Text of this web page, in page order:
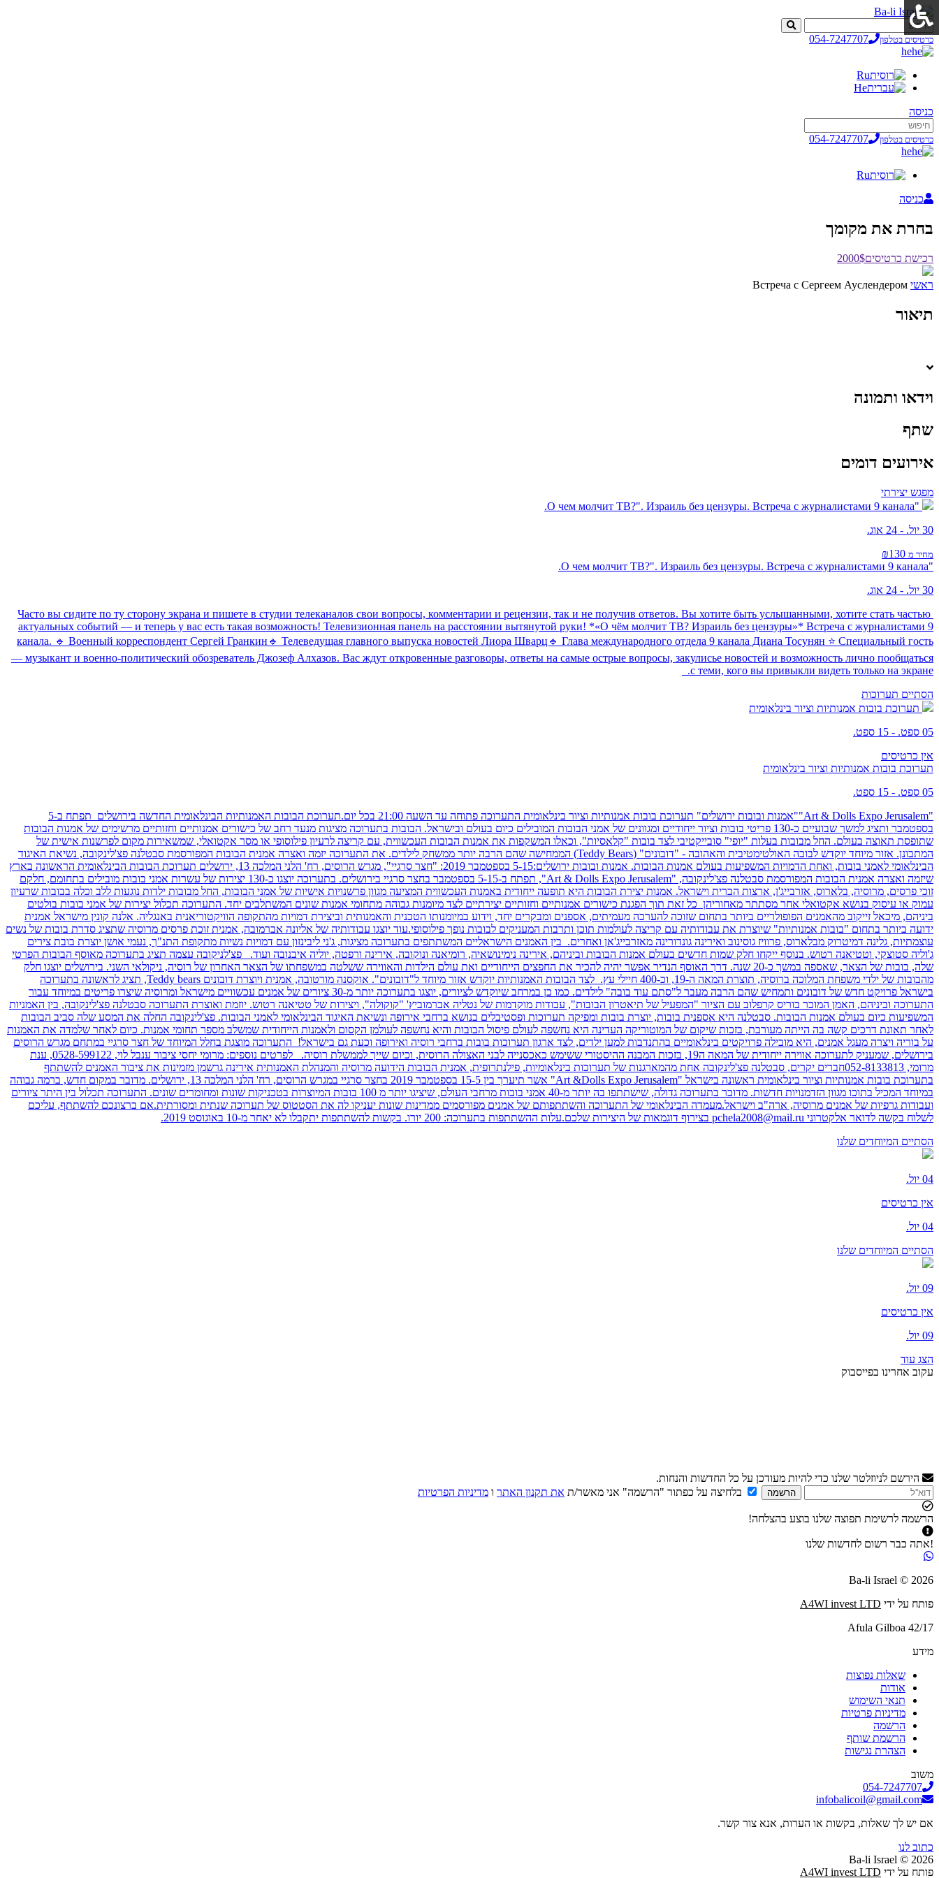
כרטיסים בטלפון
054-7247707
he
Ru
He
כניסה
כרטיסים בטלפון
054-7247707
he
Ru
כניסה
בחרת את מקומך
רכישת כרטיסים2000$
ראשי Встреча с Сергеем Ауслендером
תיאור
וידאו ותמונה
שתף
אירועים דומים
מפגש יצירתי
"О чем молчит ТВ?". Израиль без цензуры. Встреча с журналистами 9 канала.
30 יול. - 24 אוג.
מחיר מ
"О чем молчит ТВ?". Израиль без цензуры. Встреча с журналистами 9 канала.
30 יול. - 24 אוג.
Часто вы сидите по ту сторону экрана и пишете в студии телеканалов свои вопросы, комментарии и рецензии, так и не получив ответов. Вы хотите быть услышанными, хотите стать частью
актуальных событий — и теперь у вас есть такая возможность! Телевизионная панель на расстоянии вытянутой руки! *«О чём молчит ТВ? Израиль без цензуры»* Встреча с журналистами 9
канала. 🔹 Военный корреспондент Сергей Гранкин🔹 Телеведущая главного выпуска новостей Лиора Шварц🔹 Глава международного отдела 9 канала Диана Тосунян ⭐ Специальный гость
— музыкант и военно-политический обозреватель Джозеф Алхазов. Вас ждут откровенные разговоры, ответы на самые острые вопросы, закулисье новостей и возможность лично пообщаться
с теми, кого вы привыкли видеть только на экране.
הסתיים תערוכות
תערוכת בובות אמנותיות וציור בינלאומית
05 ספט. - 15 ספט.
אין כרטיסים
תערוכת בובות אמנותיות וציור בינלאומית
05 ספט. - 15 ספט.
"Art & Dolls Expo Jerusalem""אמנות ובובות ירושלים" תערוכת בובות אמנותיות וציור בינלאומית התערוכה פתוחה עד השעה 21:00 בכל יום.תערוכת הבובות האמנותיות הבינלאומית החדשה בירושלים תפתח ב-5
בספטמבר ותציג למשך שבועיים כ-130 פריטי בובות וציור ייחודיים ומגוונים של אמני הבובות המובילים כיום בעולם ובישראל. הבובות בתערוכה מציגות מנעד רחב של כישורים אמנותיים וחזותיים מרשימים של אמנות הבובות
שתופסת תאוצה בעולם. החל מבובות בעלות "יופי" סובייקטיבי לצד בובות "קלאסיות", וכאלו המשקפות את אמנות הבובות העכשווית, עם קריצה לרעיון פילוסופי או מסר אקטואלי, שמשאירות מקום לפרשנות אישית של
המתבונן. אזור מיוחד יוקדש לבובה האולטימטיבית והאהובה - "דובונים" (Teddy Bears) הממחישה שהם הרבה יותר ממשחק לילדים. את התערוכה יזמה ואצרה אמנית הבובות המפורסמת סבטלנה פצ'לינקובה, נשיאת האיגוד
הבינלאומי לאמני בובות, ואחת הדמויות המשפיעות בעולם אמנות הבובות. אמנות ובובות ירושלים:5-15 בספטמבר 2019: "חצר סרגיי", מגרש הרוסים, רח' הלני המלכה 13, ירושלים תערוכת הבובות הבינלאומית הראשונה בארץ
שיזמה ואצרה אמנית הבובות המפורסמת סבטלנה פצ'לינקובה, "Art & Dolls Expo Jerusalem", תפתח ב-5-15 בספטמבר בחצר סרגיי בירושלים. בתערוכה יוצגו כ-130 יצירות של עשרות אמני בובות מובילים בתחומם, חלקם
זוכי פרסים, מרוסיה, בלארוס, אזרבייג'ן, ארצות הברית וישראל. אמנות יצירת הבובות היא תופעה ייחודית באמנות העכשווית המציעה מגוון פרשנויות אישיות של אמני הבובות, החל מבובות ילדות נוגעות ללב וכלה בבובות שרעיון
עמוק או עיסוק בנושא אקטואלי אחר מסתתר מאחוריהן כל זאת תוך הפגנת כישורים אמנותיים וחזותיים יצירתיים לצד מיומנות גבוהה מתחומי אמנות שונים המשתלבים יחד. התערוכה תכלול יצירות של אמני בובות בולטים
ביניהם, מיכאל זייקוב מהאמנים הפופולריים ביותר בתחום שזוכה להערכה מעמיתים, אספנים ומבקרים יחד, וידוע במיומנותו הטכנית והאמנותית וביצירת דמויות מהתקופה הוויקטוריאנית באנגליה. אלנה קונין מישראל אמנית
ידועה ביותר בתחום "בובות אמנותיות" שיוצרת את עבודותיה עם קריצה לעולמות תוכן ותרבות המעניקים לבובות נופך פילוסופי.עוד יוצגו עבודותיה של אליונה אברמובה, אמנית זוכת פרסים מרוסיה שתציג סדרת בובות של נשים
עוצמתיות, גלינה דמיטרוק מבלארוס, פרוויז גוסינוב ואירינה גונדורינה מאזרבייג'אן ואחרים. בין האמנים הישראליים המשתתפים בתערוכה מציגות, ג'ני ליבינזון עם דמויות נשיות מתקופת התנ"ך, נעמי אושן יוצרת בובת צירים
ג'וליה סטוצקי, וטטיאנה רטוש. בנוסף ייקחו חלק שמות חדשים בעולם אמנות הבובות וביניהם, אירינה נימינושאיה, רומיאנה ונוקובה, אירינה ורפטה, יוליה איבנובה ועוד. פצ'לניקובה עצמה תציג בתערוכה מאוסף הבובות הפרטי
שלה, בובות של הצאר, שאספה במשך כ-20 שנה. דרך האוסף הנדיר אפשר יהיה להכיר את החפצים הייחודיים ואת עולם הילדות והאווירה ששלטה במשפחתו של הצאר האחרון של רוסיה, ניקולאי השני. בירושלים יוצגו חלק
מהבובות של ילדי משפחת המלוכה ברוסיה, תוצרת המאה ה-19, וכ-400 חיילי עץ. לצד הבובות האמנותיות יוקדש אזור מיוחד ל"דובונים". אוקסנה מורטובה, אמנית ויוצרת דובונים Teddy bears, תציג לראשונה בתערוכה
בישראל פרויקט חדש של דובונים ותמחיש שהם הרבה מעבר ל"סתם עוד בובה" לילדים. כמו כן במרחב שיוקדש לציורים, יוצגו בתערוכה יותר מ-30 ציורים של אמנים עכשוויים מישראל ומרוסיה שיצרו פריטים במיוחד עבור
התערוכה וביניהם, האמן המוכר בוריס קרפלוב עם הציור "המפעיל של תיאטרון הבובות", עבודות מוקדמות של נטליה אברמוביץ' "קוקולה", ויצירות של טטיאנה רטוש. יוזמת ואוצרת התערוכה סבטלנה פצ'לינקובה, בין האמניות
המשפיעות כיום בעולם אמנות הבובות. סבטלנה היא אספנית בובות, יוצרת בובות ומפיקה תערוכות ופסטיבלים בנושא ברחבי אירופה ונשיאת האיגוד הבינלאומי לאמני הבובות. פצ'לינקובה החלה את המסע שלה סביב הבובות
לאחר תאונת דרכים קשה בה הייתה מעורבת, בזכות שיקום של המוטוריקה העדינה היא נחשפה לעולם פיסול הבובות והיא נחשפה לעולמן הקסום ולאמנות הייחודית שמשלב מספר תחומי אמנות. כיום לאחר שלמדה את האמנות
על בוריה ויצרה מעגל אמנים, היא מובילה פרויקטים בינלאומיים בהתנדבות למען ילדים, לצד ארגון תערוכות בובות ברחבי רוסיה ואירופה וכעת גם בישראל! התערוכה מוצגת בחלל המיוחד של חצר סרגיי במתחם מגרש הרוסים
בירושלים, שמעניק לתערוכה אווירה ייחודית של המאה ה19, בזכות המבנה ההיסטורי ששימש כאכסנייה לבני האצולה הרוסית, וכיום שייך לממשלת רוסיה. לפרטים נוספים: מרומי יחסי ציבור ענבל לוי, 0528-599122, ענת
מרומי, 052-8133813חברים יקרים, סבטלנה פצ'לינקובה אחת מהמארגנות של תערוכות בינלאומיות, פילנתרופית, אמנית הבובות הידועה מרוסיה והמנהלת האמנותית אירינה גרשמן מזמינות את ציבור האמנים להשתתף
בתערוכת בובות אמנותיות וציור בינלאומית ראשונה בישראל "Art &Dolls Expo Jerusalem" אשר תיערך בין 15-5 בספטמבר 2019 בחצר סרגיי במגרש הרוסים, רח' הלני המלכה 13, ירושלים. מדובר במקום חדש, ברמה גבוהה
במיוחד המכיל בתוכו מגוון הזדמנויות חדשות. מדובר בתערוכה גדולה, שישתתפו בה יותר מ-40 אמני בובות מרחבי העולם, שיציגו יותר מ 100 בובות המיוצרות בטכניקות שונות ומחומרים שונים. התערוכה תכלול בין היתר ציורים
ועבודות גרפיות של אמנים מרוסיה, ארה"ב וישראל.מעמדה הבינלאומי של התערוכה והשתתפותם של אמנים מפורסמים ממדינות שונות יעניקו לה את הסטטוס של תערוכה שנתית ומסורתית.אם ברצונכם להשתתף, עליכם
לשלוח בקשה לדואר אלקטרוני pchela2008@mail.ru בצירוף דוגמאות של היצירות שלכם.עלות ההשתתפות בתערוכה: 200 יורו. בקשות להשתתפות יתקבלו לא יאחר מ-10 באוגוסט 2019.
הסתיים המיוחדים שלנו
04 יול.
אין כרטיסים
04 יול.
הסתיים המיוחדים שלנו
09 יול.
אין כרטיסים
09 יול.
הצג עוד
עקוב אחרינו בפייסבוק
הירשם לניוזלטר שלנו כדי להיות מעודכן על כל החדשות והנחות.
הרשמה בלחיצה על כפתור "הרשמה" אני מאשר/ת את תקנון האתר ו מדיניות הפרטיות
הרשמה לרשימת תפוצה שלנו בוצע בהצלחה!
!אתה כבר רשום לחדשות שלנו
2026 © Ba-li Israel
פותח על ידי A4WI invest LTD
Afula Gilboa 42/17
מידע
שאלות נפוצות
אודות
תנאי השימוש
מדיניות פרטיות
הרשמה
הרשמת שותף
הצהרת נגישות
משוב
054-7247707
infobalicoil@gmail.com
אם יש לך שאלות, בקשות או הערות, אנא צור קשר.
כתוב לנו
2026 © Ba-li Israel
פותח על ידי A4WI invest LTD